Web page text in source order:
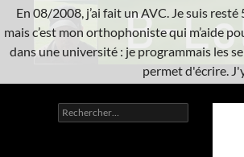
Aller
au
contenu
L'A.V.C.
Informatique système
Rechercher :
En 08/2008, j’ai fait un AVC. Je suis
mais c’est mon orthophoniste qui m’aide
dans une université : je programmais les
permet d'écrire.